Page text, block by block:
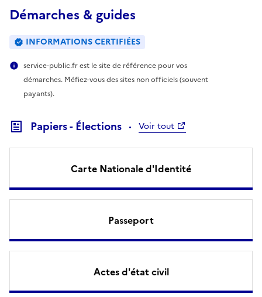
Démarches & guides
INFORMATIONS CERTIFIÉES
service-public.fr est le site de référence pour vos
démarches. Méfiez-vous des sites non officiels (souvent
payants).
Papiers - Élections Voir tout
Carte Nationale d'Identité
Passeport
Actes d'état civil